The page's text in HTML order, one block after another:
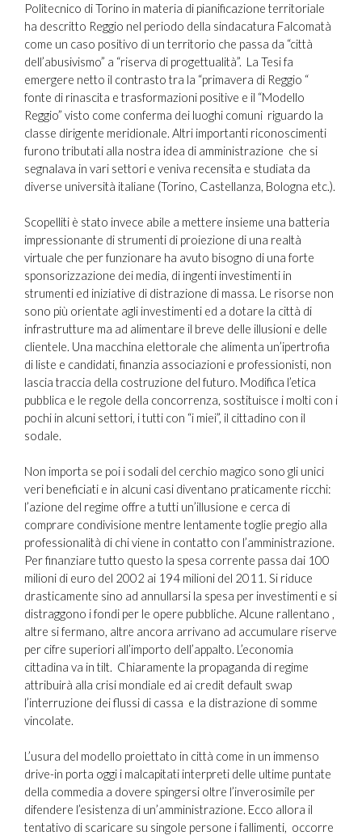
Politecnico di Torino in materia di pianificazione territoriale
ha descritto Reggio nel periodo della sindacatura Falcomatà
come un caso positivo di un territorio che passa da “città
dell’abusivismo” a “riserva di progettualità”. La Tesi fa
emergere netto il contrasto tra la “primavera di Reggio “
fonte di rinascita e trasformazioni positive e il “Modello
Reggio” visto come conferma dei luoghi comuni riguardo la
classe dirigente meridionale. Altri importanti riconoscimenti
furono tributati alla nostra idea di amministrazione che si
segnalava in vari settori e veniva recensita e studiata da
diverse università italiane (Torino, Castellanza, Bologna etc.).
Scopelliti è stato invece abile a mettere insieme una batteria
impressionante di strumenti di proiezione di una realtà
virtuale che per funzionare ha avuto bisogno di una forte
sponsorizzazione dei media, di ingenti investimenti in
strumenti ed iniziative di distrazione di massa. Le risorse non
sono più orientate agli investimenti ed a dotare la città di
infrastrutture ma ad alimentare il breve delle illusioni e delle
clientele. Una macchina elettorale che alimenta un’ipertrofia
di liste e candidati, finanzia associazioni e professionisti, non
lascia traccia della costruzione del futuro. Modifica l’etica
pubblica e le regole della concorrenza, sostituisce i molti con i
pochi in alcuni settori, i tutti con “i miei”, il cittadino con il
sodale.
Non importa se poi i sodali del cerchio magico sono gli unici
veri beneficiati e in alcuni casi diventano praticamente ricchi:
l’azione del regime offre a tutti un’illusione e cerca di
comprare condivisione mentre lentamente toglie pregio alla
professionalità di chi viene in contatto con l’amministrazione.
Per finanziare tutto questo la spesa corrente passa dai 100
milioni di euro del 2002 ai 194 milioni del 2011. Si riduce
drasticamente sino ad annullarsi la spesa per investimenti e si
distraggono i fondi per le opere pubbliche. Alcune rallentano ,
altre si fermano, altre ancora arrivano ad accumulare riserve
per cifre superiori all’importo dell’appalto. L’economia
cittadina va in tilt. Chiaramente la propaganda di regime
attribuirà alla crisi mondiale ed ai credit default swap
l’interruzione dei flussi di cassa e la distrazione di somme
vincolate.
L’usura del modello proiettato in città come in un immenso
drive-in porta oggi i malcapitati interpreti delle ultime puntate
della commedia a dovere spingersi oltre l’inverosimile per
difendere l’esistenza di un’amministrazione. Ecco allora il
tentativo di scaricare su singole persone i fallimenti, occorre